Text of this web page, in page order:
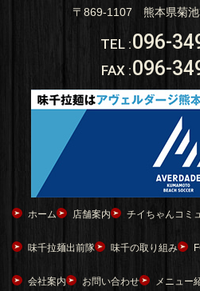
〒869-1107 熊本県菊池
TEL :096-
FAX :096-
ホーム 店舗案内 チイちゃんコミ
味千拉麺出前隊 味千の取り組み
会社案内 お問い合わせ メニュー